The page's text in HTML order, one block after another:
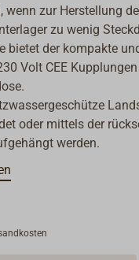
wenn zur Herstellung
zu wenig
bietet der kompakte
Volt CEE
oder mittels der
werden.